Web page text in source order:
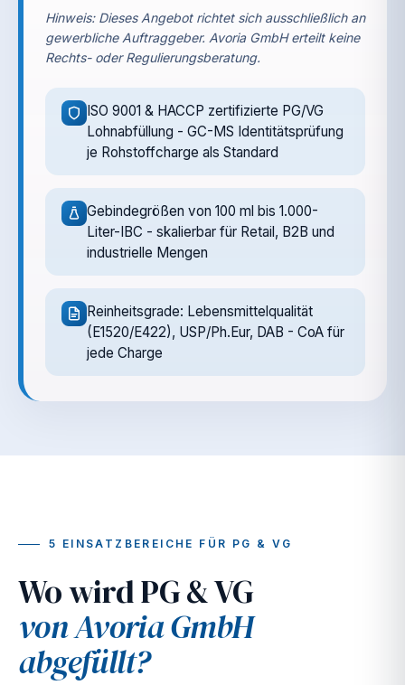
Hinweis: Dieses Angebot richtet sich ausschließlich an
gewerbliche Auftraggeber. Avoria GmbH erteilt keine
Rechts- oder Regulierungsberatung.
ISO 9001 & HACCP zertifizierte PG/VG
Lohnabfüllung - GC-MS Identitätsprüfung
je Rohstoffcharge als Standard
Gebindegrößen von 100 ml bis 1.000-
Liter-IBC - skalierbar für Retail, B2B und
industrielle Mengen
Reinheitsgrade: Lebensmittelqualität
(E1520/E422), USP/Ph.Eur, DAB - CoA für
jede Charge
5 EINSATZBEREICHE FÜR PG & VG
Wo wird PG & VG
von Avoria GmbH
abgefüllt?